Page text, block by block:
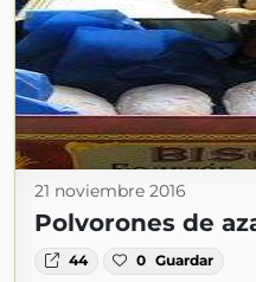
21 noviembre 2016
Polvorones de
44 0 Guardar